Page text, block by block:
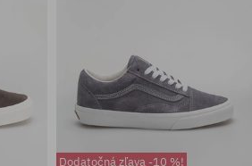
Dodatočná zľava -10 %!